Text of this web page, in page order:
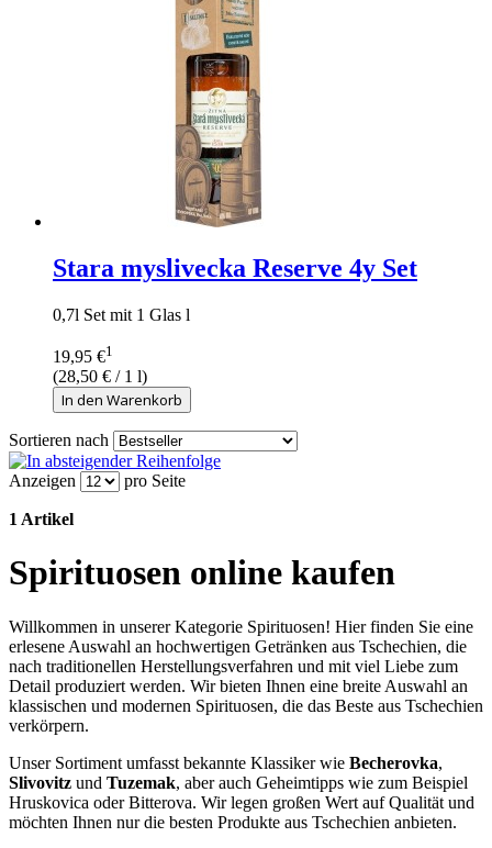
Stara myslivecka Reserve 4y Set
0,7l Set mit 1 Glas l
19,95 €1
(28,50 € / 1 l)
In den Warenkorb
Sortieren nach
Anzeigen pro Seite
1 Artikel
Spirituosen online kaufen
Willkommen in unserer Kategorie Spirituosen! Hier finden Sie eine
erlesene Auswahl an hochwertigen Getränken aus Tschechien, die
nach traditionellen Herstellungsverfahren und mit viel Liebe zum
Detail produziert werden. Wir bieten Ihnen eine breite Auswahl an
klassischen und modernen Spirituosen, die das Beste aus Tschechien
verkörpern.
Unser Sortiment umfasst bekannte Klassiker wie Becherovka,
Slivovitz und Tuzemak, aber auch Geheimtipps wie zum Beispiel
Hruskovica oder Bitterova. Wir legen großen Wert auf Qualität und
möchten Ihnen nur die besten Produkte aus Tschechien anbieten.